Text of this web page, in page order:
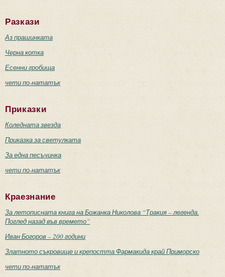
Разкази
Аз прашинката
Черна котка
Есенни гробища
чети по-нататък
Приказки
Коледната звезда
Приказка за светулката
За една песъчинка
чети по-нататък
Краезнание
За летописната книга на Божанка Николова “Тракия – легенда.
Поглед назад във времето”
Иван Богоров – 200 години
Златното съкровище и крепостта Фармакида край Приморско
чети по-нататък